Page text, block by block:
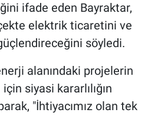
ifade eden Bayraktar,
elektrik ticaretini ve
söyledi.
alanındaki projelerin
siyasi kararlılığın
"İhtiyacımız olan tek